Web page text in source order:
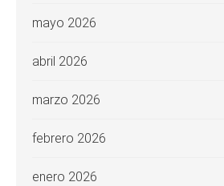
mayo 2026
abril 2026
marzo 2026
febrero 2026
enero 2026